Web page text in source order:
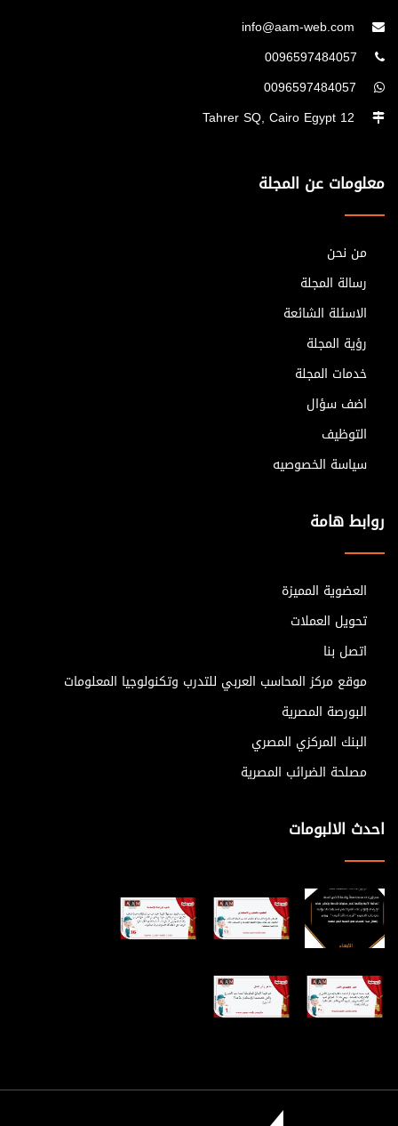
معلومات عن المجلة
من نحن
رسالة المجلة
الاسئلة الشائعة
رؤية المجلة
خدمات المجلة
اضف سؤال
التوظيف
سياسة الخصوصيه
روابط هامة
العضوية المميزة
تحويل العملات
اتصل بنا
موقع مركز المحاسب العربي للتدرب وتكنولوجيا المعلومات
البورصة المصرية
البنك المركزي المصري
مصلحة الضرائب المصرية
احدث الالبومات